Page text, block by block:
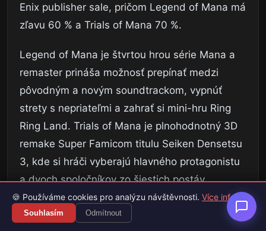
Enix publisher sale, pričom Legend of Mana má
zľavu 60 % a Trials of Mana 70 %.
Legend of Mana je štvrtou hrou série Mana a
remaster prináša možnosť prepínať medzi
pôvodným a novým soundtrackom, vypnúť
strety s nepriateľmi a zahrať si mini-hru Ring
Ring Land. Trials of Mana je plnohodnotný 3D
remake Super Famicom titulu Seiken Densetsu
3, kde si hráči vyberajú hlavného protagonistu
a dvoch spoločníkov zo šiestich postáv.
Remake obsahuje aj dodatočnú post-game
kapitolu s novými triedami.
🍪 Používáme cookies pro analýzu návštěvnosti. Více info
Souhlasím Odmítnout